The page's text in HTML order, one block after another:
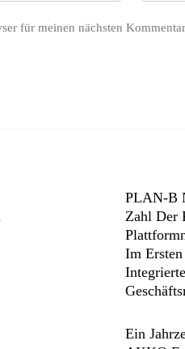
für meinen nächsten
PLAN-B
Zahl Der
Im
Ein